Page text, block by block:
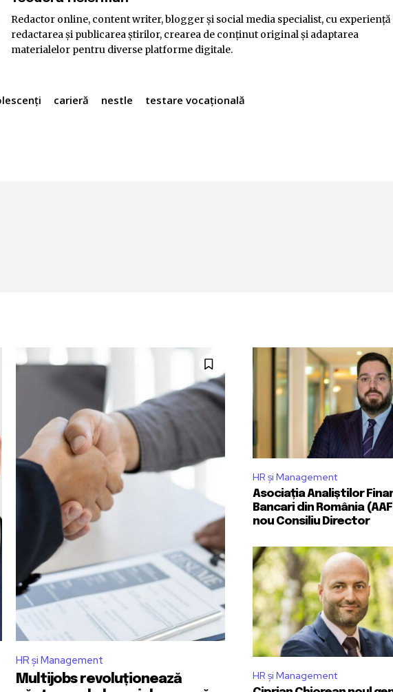
Redactor online, content writer, blogger și social media specialist, cu
redactarea și publicarea știrilor, crearea de conținut original și adaptarea
materialelor pentru diverse platforme digitale.
carieră nestle testare vocațională
HR și Management
Multijobs revoluționează
HR și Management
Asociația Analiștilor
Bancari din România
nou Consiliu Director
HR și Management